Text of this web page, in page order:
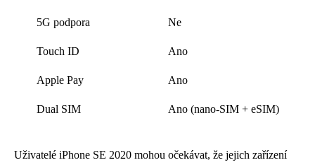
5G podpora Ne
Touch ID Ano
Apple Pay Ano
Dual SIM Ano (nano-SIM + eSIM)
Uživatelé iPhone SE 2020 mohou očekávat, že jejich zařízení